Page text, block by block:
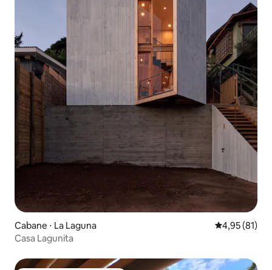
Cabane ⋅ La Laguna Évaluation
4,95 (81)
Casa Lagunita